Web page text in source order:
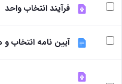
نامه
ها
ترم
بندی
دروس
تحصیلات
پژوهشی
کارگاه ها
و
آزمایشگاه
ها
آزمایشگاه
انگل
فرآیند انتخاب واحد
آیین نامه انتخاب